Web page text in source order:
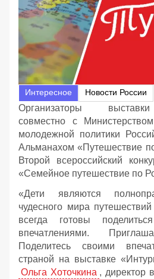
Интересное Новости России
Организаторы
совместно с
молодежной политики
Альманахом «Путешествие
Второй всероссийский
«Семейное путешествие по
«Дети являются
чудесного мира
всегда готовы
впечатлениями.
Поделитесь своими
страной на выставке
Ольга Хоточкина , директор